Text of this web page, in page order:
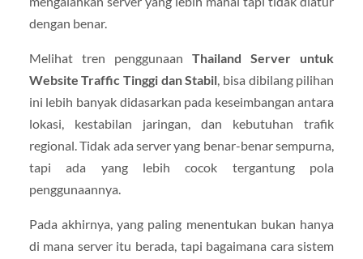
dengan benar.
Melihat tren penggunaanThailand Server untuk
Website Traffic Tinggi dan Stabil, bisa dibilang pilihan
ini lebih banyak didasarkan pada keseimbangan antara
lokasi, kestabilan jaringan, dan kebutuhan trafik
regional. Tidak ada server yang benar-benar sempurna,
tapi ada yang lebih cocok tergantung pola
penggunaannya.
Pada akhirnya, yang paling menentukan bukan hanya
di mana server itu berada, tapi bagaimana cara sistem